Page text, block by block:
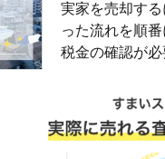
実家を売却す
った流れを順
税金の確認が